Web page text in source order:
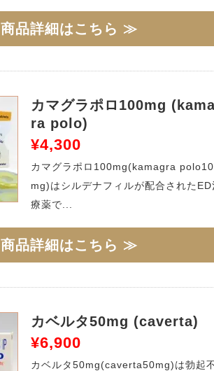
商品詳細はこちら ≫
カマグラポロ100mg
ra polo)
¥4,300
カマグラポロ100mg(kamagra
mg)はシルデナフィルが配合されたED
療薬で...
商品詳細はこちら ≫
カベルタ50mg (caverta)
¥6,900
カベルタ50mg(caverta50mg)は勃起